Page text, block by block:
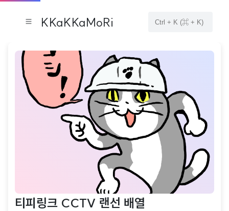
KKaKKaMoRi
티피링크 CCTV 랜선 배열